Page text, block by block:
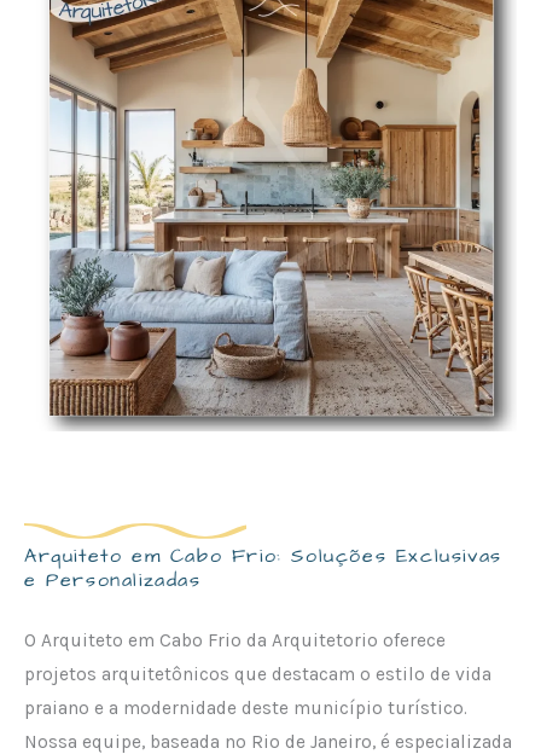
Arquiteto em Cabo Frio: Soluções Exclusivas
e Personalizadas
O Arquiteto em Cabo Frio da Arquitetorio oferece
projetos arquitetônicos que destacam o estilo de vida
praiano e a modernidade deste município turístico.
Nossa equipe, baseada no Rio de Janeiro, é especializada